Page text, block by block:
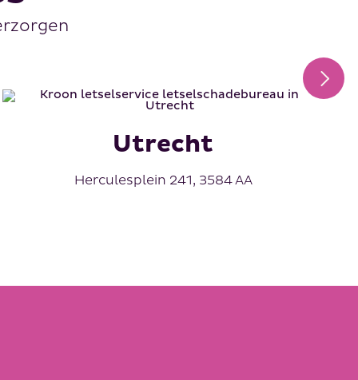
Utrecht
Herculesplein 241, 3584 AA